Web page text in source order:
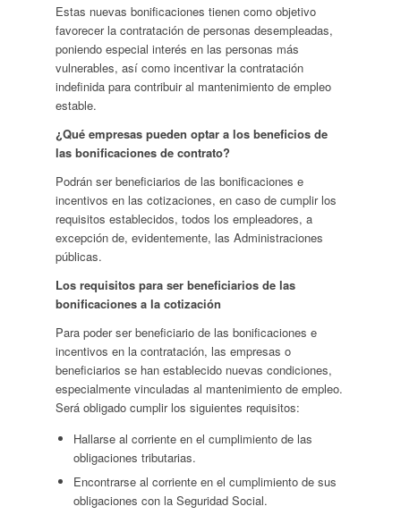
Estas nuevas bonificaciones tienen como objetivo
favorecer la contratación de personas desempleadas,
poniendo especial interés en las personas más
vulnerables, así como incentivar la contratación
indefinida para contribuir al mantenimiento de empleo
estable.
¿Qué empresas pueden optar a los beneficios de
las bonificaciones de contrato?
Podrán ser beneficiarios de las bonificaciones e
incentivos en las cotizaciones, en caso de cumplir los
requisitos establecidos, todos los empleadores, a
excepción de, evidentemente, las Administraciones
públicas.
Los requisitos para ser beneficiarios de las
bonificaciones a la cotización
Para poder ser beneficiario de las bonificaciones e
incentivos en la contratación, las empresas o
beneficiarios se han establecido nuevas condiciones,
especialmente vinculadas al mantenimiento de empleo.
Será obligado cumplir los siguientes requisitos:
Hallarse al corriente en el cumplimiento de las
obligaciones tributarias.
Encontrarse al corriente en el cumplimiento de sus
obligaciones con la Seguridad Social.